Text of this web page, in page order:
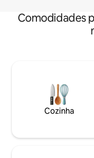
Comodidades
Cozinha